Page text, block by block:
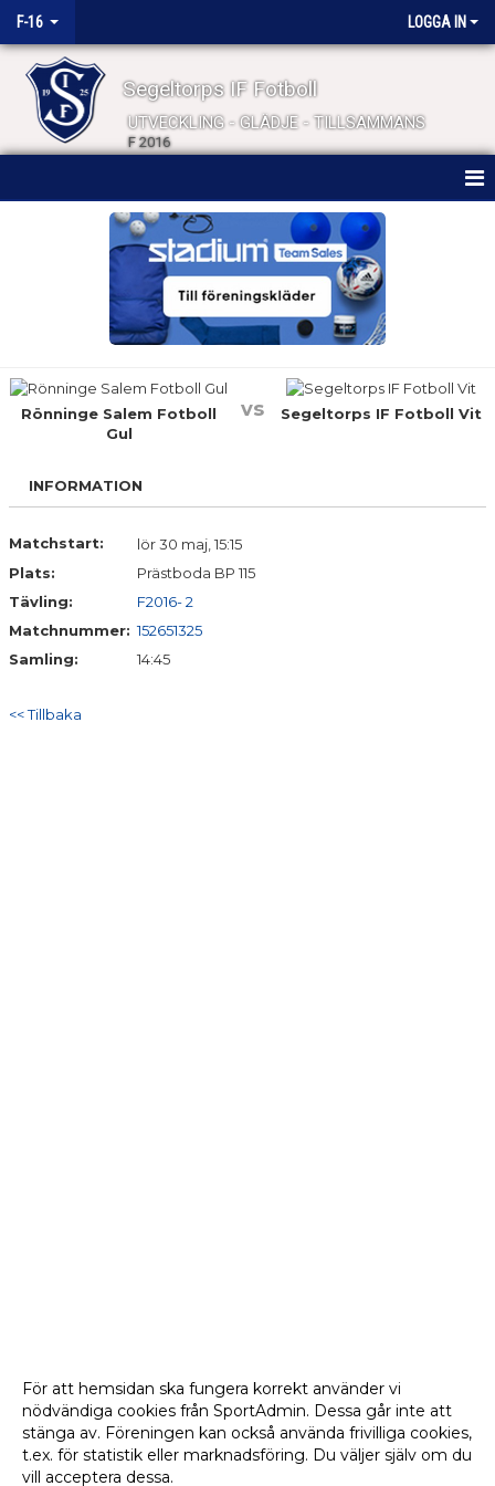
F-16 LOGGA IN
Segeltorps IF Fotboll
UTVECKLING - GLÄDJE - TILLSAMMANS
F 2016
TRUPPEN
DOKUMENT
Rönninge Salem Fotboll
Gul
vs Segeltorps IF Fotboll Vit
INFORMATION
Matchstart:
lör 30 maj, 15:15
Plats:
Prästboda BP 115
Tävling:
F2016- 2
Matchnummer: 152651325
Samling:
14:45
<< Tillbaka
För att hemsidan ska fungera korrekt använder vi
nödvändiga cookies från SportAdmin. Dessa går inte att
stänga av. Föreningen kan också använda frivilliga cookies,
t.ex. för statistik eller marknadsföring. Du väljer själv om du
vill acceptera dessa.